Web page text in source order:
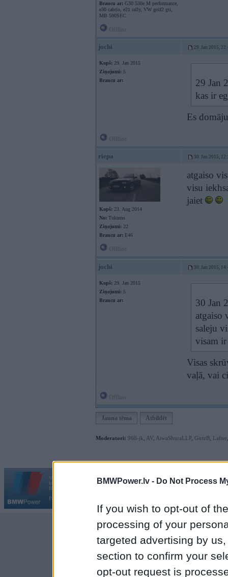
BMWPower.lv - Do Not Process
If you wish to opt-out of
processing of your
targeted advertising by
section to confirm your
opt-out request is
Braucu ar: G30 530e M performance,
e30 cabrio, e21 rally, VW golf2 gti,
MB 500SEC
jochi 29. Jan 2015,
Kopš: 29. Jan 2015
Ziņojumi: 5
Braucu ar:
29 Jan
kas ir
Es
riepa 30. Jan 2015,
Kopš: 23. Aug 2014
No: Tukums
Ziņojumi: 22
Braucu ar: E46
atgaiso
visu
jaiet
jochi 30. Jan 2015,
Kopš: 29. Jan 2015
Ziņojumi: 5
Braucu ar:
30 Jan
atgaiso
saleju
visam
Visas
vaļā, vai
Jauna tēma Atbildēt
Moderatori: 968-jk AV AiwaShuraLLP, GirtzB Lafter
Vortāls BMWPower.lv darbojas
kopš 2002. gada 14. maija. Tas nav auto klubs un nav saistīts ar
BMW AG.
Par BMWPower